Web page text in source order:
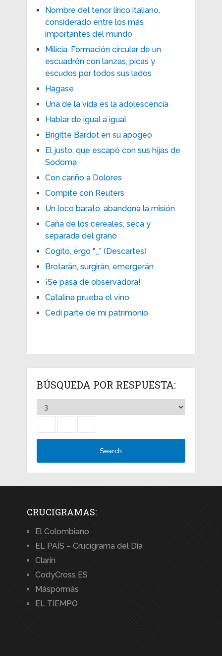
Nombre del tenor lírico italiano,
considerado entre los más
importantes del mundo
Milicia. Formación circular de un
escuadrón con lanzas, picas y
escudos por todos sus lados
Hágase
Una de la vida es la adolescencia
Hablar de igual a igual
Brigitte Bardot en su apogeo
El justo, que escapó con sus hijas de
Sodoma
Con cariño a Dolores
Compite con Reuters
Un loco barato, abandona la misión
Caña de los cereales, seca y
separada del grano
Cogito, ergo "_” (Descartes)
Brotarán, surgirán, emergerán
¡Se pasa de observadora!
Catalina prueba el vino
Cedí parte de mi patrimonio
BÚSQUEDA POR RESPUESTA:
Search
CRUCIGRAMAS:
El Colombiano
EL PAÍS – Crucigrama del Día
Clarín
CodyCross ES
Máspormás
EL TIEMPO